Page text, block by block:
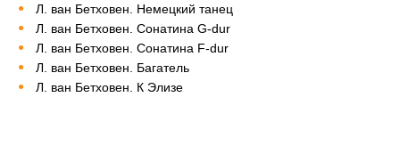
Л. ван Бетховен. Немецкий танец
Л. ван Бетховен. Сонатина G-dur
Л. ван Бетховен. Сонатина F-dur
Л. ван Бетховен. Багатель
Л. ван Бетховен. К Элизе